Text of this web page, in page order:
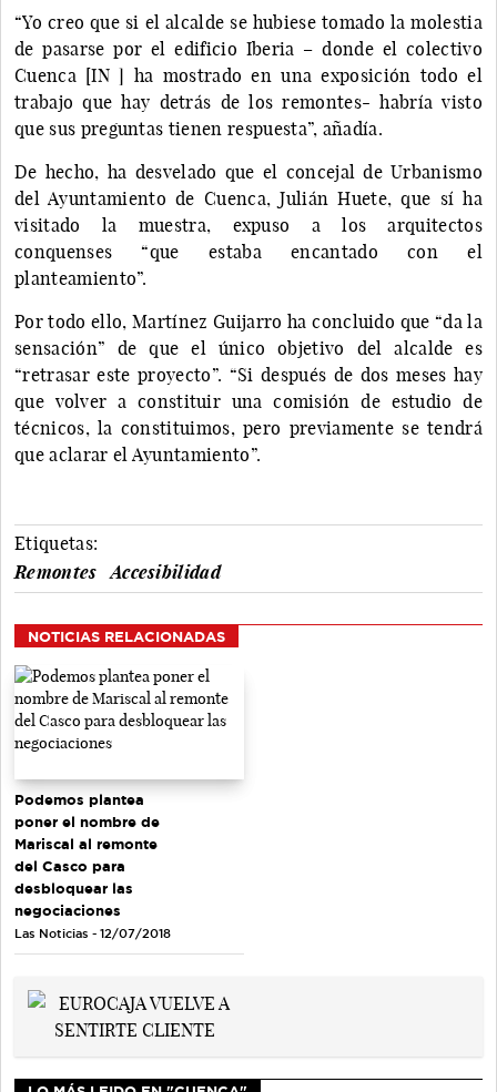
“Yo creo que si el alcalde se hubiese tomado la molestia
de pasarse por el edificio Iberia – donde el colectivo
Cuenca [IN ] ha mostrado en una exposición todo el
trabajo que hay detrás de los remontes- habría visto
que sus preguntas tienen respuesta”, añadía.
De hecho, ha desvelado que el concejal de Urbanismo
del Ayuntamiento de Cuenca, Julián Huete, que sí ha
visitado la muestra, expuso a los arquitectos
conquenses “que estaba encantado con el
planteamiento”.
Por todo ello, Martínez Guijarro ha concluido que “da la
sensación” de que el único objetivo del alcalde es
“retrasar este proyecto”. “Si después de dos meses hay
que volver a constituir una comisión de estudio de
técnicos, la constituimos, pero previamente se tendrá
que aclarar el Ayuntamiento”.
Etiquetas:
Remontes
Accesibilidad
NOTICIAS RELACIONADAS
Podemos plantea
poner el nombre de
Mariscal al remonte
del Casco para
desbloquear las
negociaciones
Las Noticias - 12/07/2018